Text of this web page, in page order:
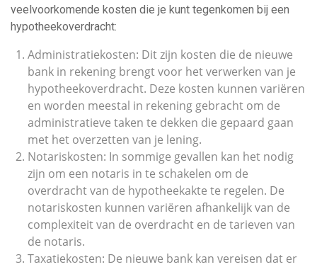
veelvoorkomende kosten die je kunt tegenkomen bij een
hypotheekoverdracht:
Administratiekosten: Dit zijn kosten die de nieuwe
bank in rekening brengt voor het verwerken van je
hypotheekoverdracht. Deze kosten kunnen variëren
en worden meestal in rekening gebracht om de
administratieve taken te dekken die gepaard gaan
met het overzetten van je lening.
Notariskosten: In sommige gevallen kan het nodig
zijn om een notaris in te schakelen om de
overdracht van de hypotheekakte te regelen. De
notariskosten kunnen variëren afhankelijk van de
complexiteit van de overdracht en de tarieven van
de notaris.
Taxatiekosten: De nieuwe bank kan vereisen dat er